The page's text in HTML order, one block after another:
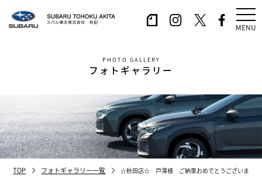
MENU
PHOTO GALLERY
フォトギャラリー
TOP フォトギャラリー一覧 ☆秋田店☆ 戸澤様 ご納車おめでとうございます！